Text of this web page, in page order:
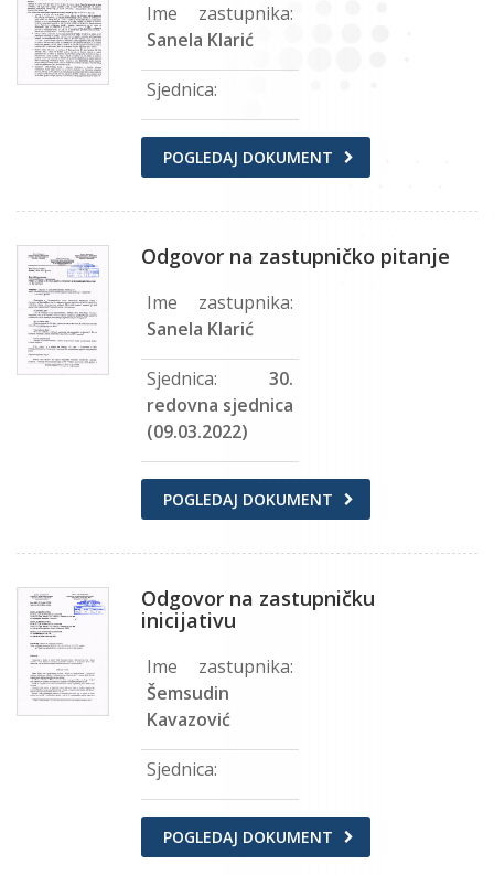
Ime zastupnika:
Sanela Klarić
Sjednica:
POGLEDAJ DOKUMENT
Odgovor na zastupničko pitanje
Ime zastupnika:
Sanela Klarić
Sjednica: 30.
redovna sjednica
(09.03.2022)
POGLEDAJ DOKUMENT
Odgovor na zastupničku
inicijativu
Ime zastupnika:
Šemsudin
Kavazović
Sjednica:
POGLEDAJ DOKUMENT